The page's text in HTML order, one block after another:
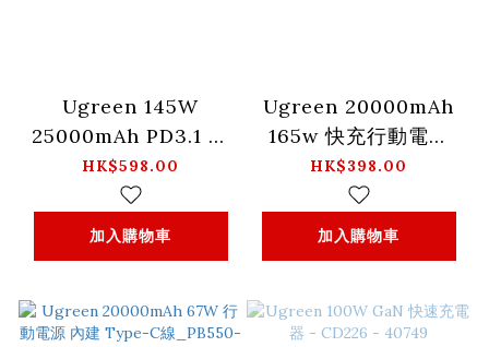
Ugreen 145W
25000mAh PD3.1 電
話/平板/電腦行動電
源_PB205-90597A
HK$598.00
加入購物車
Ugreen 20000mAh
165w 快充行動電源
附可伸縮 USB-C線
_PB726-95670B
HK$398.00
加入購物車